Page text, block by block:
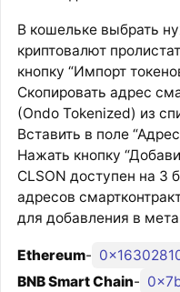
В кошельке выбрать
криптовалют
кнопку “Импорт
Скопировать адрес
(Ondo Tokenized) из
Вставить в поле
Нажать кнопку
CLSON доступен на 3
адресов
для добавления в
Ethereum-
BNB Smart Chain-